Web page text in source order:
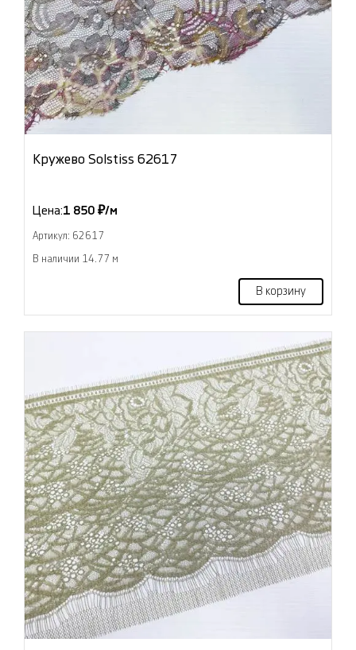
Кружево Solstiss 62617
Цена:1 850 ₽/м
Артикул: 62617
В наличии 14.77 м
В корзину